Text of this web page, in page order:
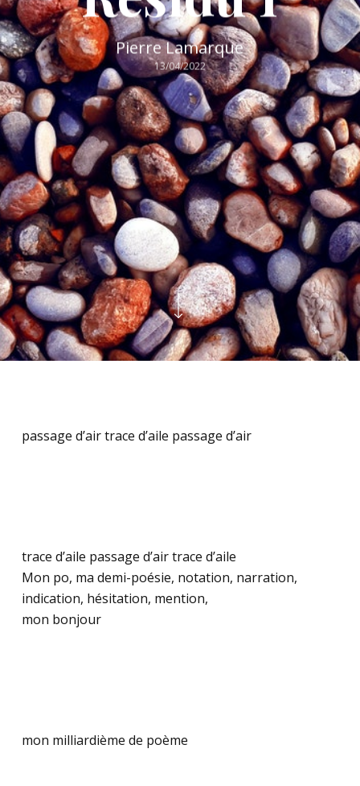
Pierre Lamarque
13/04/2022
passage d’air trace d’aile passage d’air.
trace d’aile passage d’air trace d’aile
Mon po, ma demi-poésie, notation, narration,
indication, hésitation, mention,
mon bonjour.
mon milliardième de poème